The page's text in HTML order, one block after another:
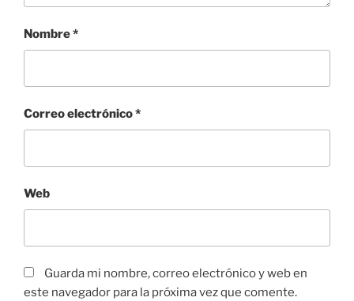
Nombre*
Correo electrónico*
Web
Guarda mi nombre, correo electrónico y web en
este navegador para la próxima vez que comente.